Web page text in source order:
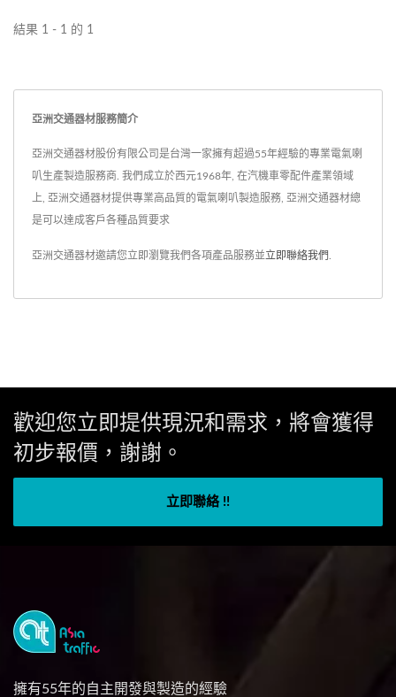
結果 1 - 1 的 1
亞洲交通器材服務簡介
亞洲交通器材股份有限公司是台灣一家擁有超過55年經驗的專業電氣喇
叭生產製造服務商. 我們成立於西元1968年, 在汽機車零配件產業領域
上, 亞洲交通器材提供專業高品質的電氣喇叭製造服務, 亞洲交通器材總
是可以達成客戶各種品質要求
亞洲交通器材邀請您立即瀏覽我們各項產品服務並立即聯絡我們
歡迎您立即提供現況和需求，將會獲得
初步報價，謝謝。
立即聯絡 !!
擁有55年的自主開發與製造的經驗